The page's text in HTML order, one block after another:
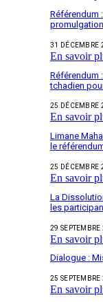
Référendum
31 DÉCEMBRE
En savoir
Référendum
tchadien
25 DÉCEMBRE
En savoir
Limane
le
25 DÉCEMBRE
En savoir
La
les
29 SEPTEMBRE
En savoir
Dialogue :
25 SEPTEMBRE
En savoir